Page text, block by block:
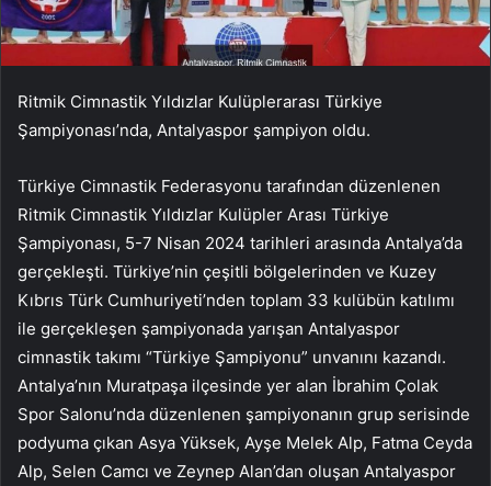
Ritmik Cimnastik Yıldızlar Kulüplerarası Türkiye
Şampiyonası’nda, Antalyaspor şampiyon oldu.
Türkiye Cimnastik Federasyonu tarafından düzenlenen
Ritmik Cimnastik Yıldızlar Kulüpler Arası Türkiye
Şampiyonası, 5-7 Nisan 2024 tarihleri arasında Antalya’da
gerçekleşti. Türkiye’nin çeşitli bölgelerinden ve Kuzey
Kıbrıs Türk Cumhuriyeti’nden toplam 33 kulübün katılımı
ile gerçekleşen şampiyonada yarışan Antalyaspor
cimnastik takımı “Türkiye Şampiyonu” unvanını kazandı.
Antalya’nın Muratpaşa ilçesinde yer alan İbrahim Çolak
Spor Salonu’nda düzenlenen şampiyonanın grup serisinde
podyuma çıkan Asya Yüksek, Ayşe Melek Alp, Fatma Ceyda
Alp, Selen Camcı ve Zeynep Alan’dan oluşan Antalyaspor